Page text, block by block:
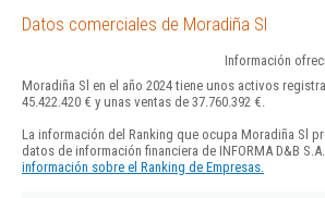
Datos comerciales de Moradiña Sl
Información
Moradiña Sl en el año 2024 tiene unos activos
45.422.420 € y unas ventas de 37.760.392 €.
La información del Ranking que ocupa Moradiña Sl
datos de información financiera de INFORMA D&B
información sobre el Ranking de Empresas.